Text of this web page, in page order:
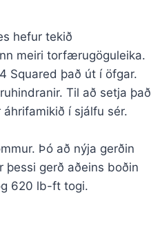
hefur tekið
meiri torfærugöguleika.
Squared það út í öfgar.
Til að setja það
í sjálfu sér.
Þó að nýja gerðin
gerð aðeins boðin
620 lb-ft togi.